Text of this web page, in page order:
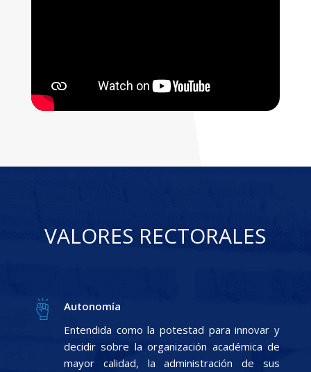
VALORES RECTORALES
Autonomía
Entendida como la potestad para innovar y
decidir sobre la organización académica de
mayor calidad, la administración de sus